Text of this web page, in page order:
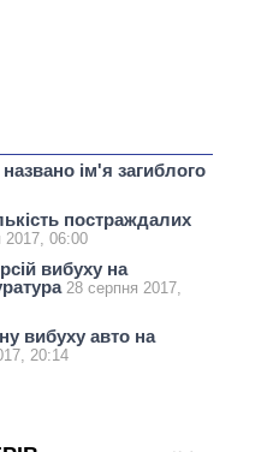
ім'я загиблого
постраждалих
2017, 06:00
вибуху на
28 серпня 2017,
вибуху авто на
20:14